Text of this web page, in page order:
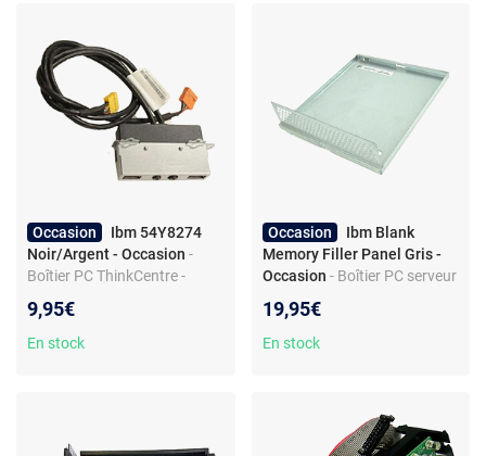
Occasion
Ibm 54Y8274
Noir/Argent - Occasion -
Boîtier PC ThinkCentre -
USB - audio façade
9,95€
En stock
Occasion
Ibm Blank
Memory Filler Panel Gris -
Occasion - Boîtier PC serveur
façade perforée pour
ventilation
19,95€
En stock